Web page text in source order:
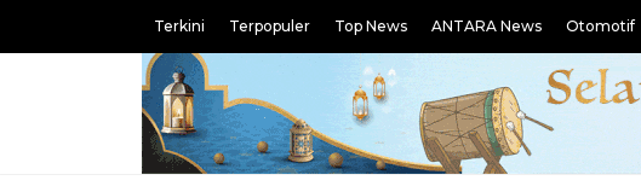
Terkini Terpopuler Top News ANTARA News Otomotif